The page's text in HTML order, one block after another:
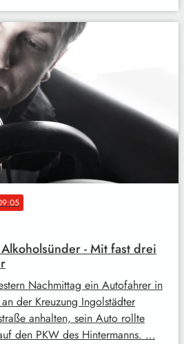
- Mit fast drei
Nachmittag ein Autofahrer in
der Kreuzung Ingolstädter
anhalten, sein Auto rollte
den PKW des Hintermanns. …